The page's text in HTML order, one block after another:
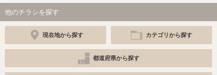
他のチラシを探す
現在地から探す カテゴリから探す
都道府県から探す